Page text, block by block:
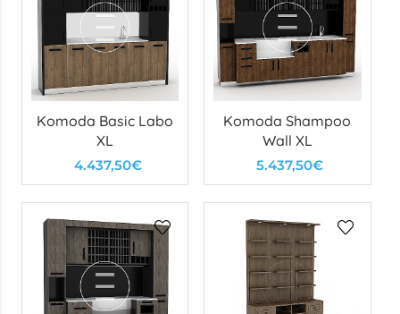
Komoda Basic Labo
XL
4.437,50€
Komoda Shampoo
Wall XL
5.437,50€